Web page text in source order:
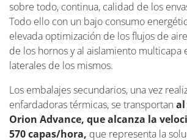
sobre todo, continua, calidad de los
Todo ello con un bajo consumo
elevada optimización de los flujos de
de los hornos y al aislamiento multicapa
laterales de los mismos.
Los embalajes secundarios, una vez
enfardadoras térmicas, se transportan
Orion Advance, que alcanza la
570 capas/hora, que representa la